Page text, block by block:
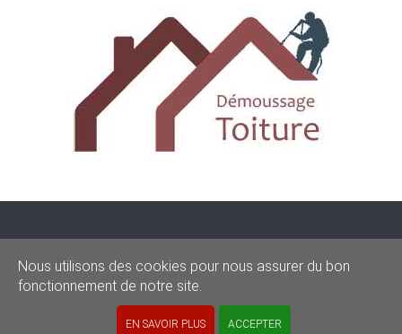
© 2020–2026demoussagetoit.be
Nous utilisons des cookies pour nous assurer du bon
fonctionnement de notre site.
EN SAVOIR PLUS ACCEPTER